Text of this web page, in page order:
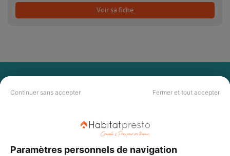
Continuer sans accepter Fermer et tout accepter
Paramètres personnels de navigation
Voir sa fiche
PAS LE TEMPS DE
CHERCHER ?
Vous souhaitez réaliser des travaux et ne savez quel professionnel
choisir ? Demandez des devis travaux
auprès de notre réseau de 5 000
professionnels partout en France.